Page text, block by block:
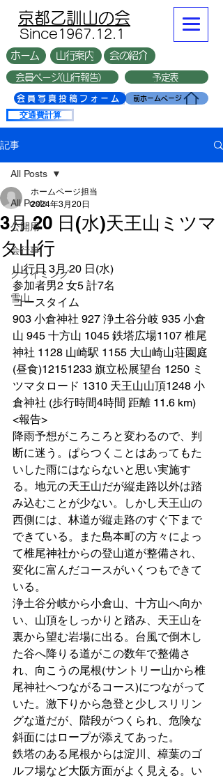
複数台
​京都乙訓山の会
​Since1967.12.1
前ホームページ
会員写真投稿フォーム
山行案内
ホーム 会の紹介
会員ページ(山行報告） 予定表
交通費計算
記事
All Posts
公開用
会行事
クライミング
雪山
All Posts
3月 20 日(水)天王山ミツマ
タ山行
ホームページ担当
2024年3月20日
山行日 3月 20 日(水)
参加者男2 女5 計7名
コースタイム
903 小倉神社 927 浄土谷分岐 935 小倉
山 945 十方山 1045 鉄塔広場1107 椎尾
神社 1128 山崎駅 1155 大山崎山荘園庭
(昼食)12151233 旗立松展望台 1250 ミ
ツマタロード 1310 天王山山頂1248 小
倉神社 (歩行時間4時間 距離 11.6 km)
<報告>
降雨予想がころころと変わるので、判
断に迷う。ぱらつくことはあってもた
いした雨にはならないと思い実施す
る。地元の天王山だが縦走路以外は踏
み込むことが少ない。しかし天王山の
西側には、林道が縦走路のすぐ下まで
できている。また島本町の方々によっ
て椎尾神社からの登山道が整備され、
変化に富んだコースがいくつもできて
いる。
浄土谷分岐から小倉山、十方山へ向か
い、山頂をしっかりと踏み、天王山を
裏から望む岩場に出る。台風で倒木し
た谷へ降りる道がこの数年で整備さ
れ、向こうの尾根(サントリー山から椎
尾神社へつながるコース)につながって
いた。激下りから急登と少しスリリン
グな道だが、階段がつくられ、危険な
斜面にはロープが添えてあった。
鉄塔のある尾根からは淀川、樟葉のゴ
ルフ場など大阪方面がよく見える。い